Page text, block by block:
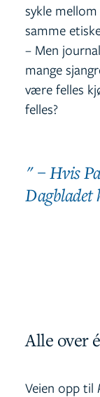
sykle
samme
– Men
mange
være felles
felles?
– Hvis
Dagbladet
Alle over
Veien opp til